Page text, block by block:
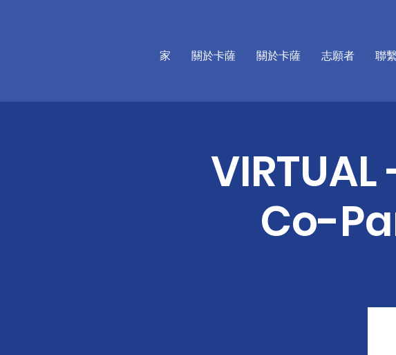
家 關於卡薩 關於卡薩 志願者 聯
Co-